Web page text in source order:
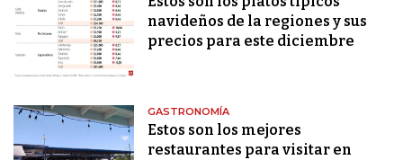
navideños de la regiones y sus
precios para este diciembre
GASTRONOMÍA
Estos son los mejores
restaurantes para visitar en